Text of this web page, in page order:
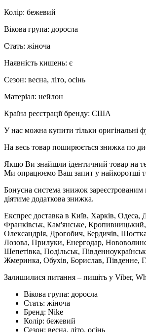
Колір: бежевий
Вікова група: доросла
Стать: жіноча
Наявність кишень: є
Сезон: весна, літо, осінь
Матеріал: нейлон
Країна реєстрації бренду: США
У нас можна купити тільки оригінальні
На весь товар поширюється знижка по
Якщо Ви знайшли ідентичний товар на
Ми опрацюємо Ваш запит у найкоротші
Бонусна система знижок зареєстрованим
діятиме додаткова знижка.
Експрес доставка в Київ, Харків,
Франківськ, Кам'янське,
Олександрія, Дрогобич, Бердичів,
Лозова, Прилуки, Енергодар,
Шепетівка, Подільськ,
Жмеринка, Обухів, Борислав, Південне,
Залишилися питання – пишіть у Viber,
Вікова група: доросла
Стать: жіноча
Бренд: Nike
Колір: бежевий
Сезон: весна, літо, осінь